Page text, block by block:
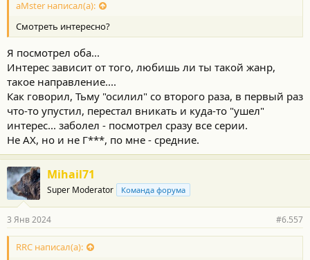
aMster написал(а):
Смотреть интересно?
Я посмотрел оба...
Интерес зависит от того, любишь ли ты такой жанр,
такое направление....
Как говорил, Тьму "осилил" со второго раза, в первый раз
что-то упустил, перестал вникать и куда-то "ушел"
интерес... заболел - посмотрел сразу все серии.
Не АХ, но и не Г***, по мне - средние.
Mihail71
Super Moderator Команда форума
3 Янв 2024 #6.557
RRC написал(а):